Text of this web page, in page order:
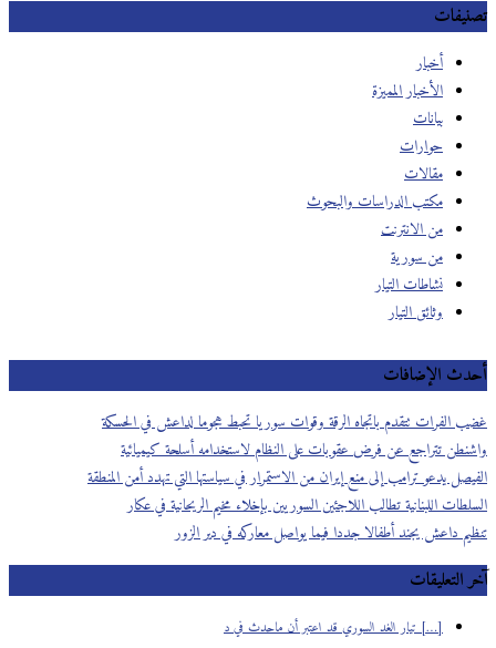
تصنيفات
أخبار
الأخبار المميزة
بيانات
حوارات
مقالات
مكتب الدراسات والبحوث
من الانترنت
من سورية
نشاطات التيار
وثائق التيار
أحدث الإضافات
غضب الفرات تتقدم باتجاه الرقة وقوات سوريا تحبط هجوما لداعش في الحسكة
واشنطن تتراجع عن فرض عقوبات على النظام لاستخدامه أسلحة كيميائية
الفيصل يدعو ترامب إلى منع إيران من الاستمرار في سياستها التي تهدد أمن المنطقة
السلطات اللبنانية تطالب اللاجئين السوريين بإخلاء مخيم الريحانية في عكار
تنظيم داعش يجند أطفالا جددا فيما يواصل معاركه في دير الزور
آخر التعليقات
[…] تيار الغد السوري قد اعتبر أن ماحدث في د